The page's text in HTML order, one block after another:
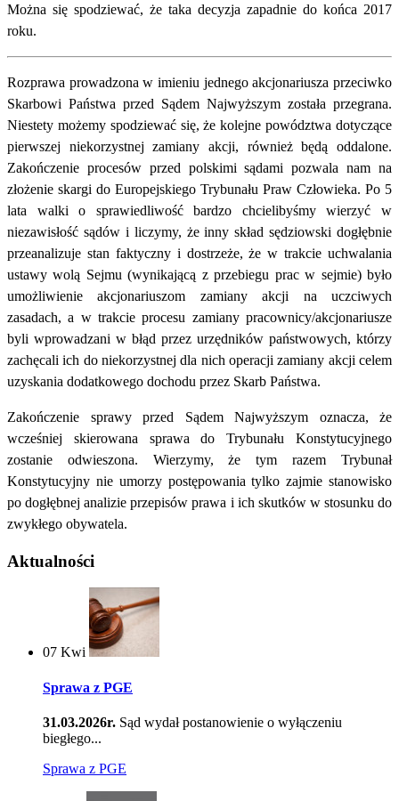
Można się spodziewać, że taka decyzja zapadnie do końca 2017
roku.
Rozprawa prowadzona w imieniu jednego akcjonariusza przeciwko
Skarbowi Państwa przed Sądem Najwyższym została przegrana.
Niestety możemy spodziewać się, że kolejne powództwa dotyczące
pierwszej niekorzystnej zamiany akcji, również będą oddalone.
Zakończenie procesów przed polskimi sądami pozwala nam na
złożenie skargi do Europejskiego Trybunału Praw Człowieka. Po 5
lata walki o sprawiedliwość bardzo chcielibyśmy wierzyć w
niezawisłość sądów i liczymy, że inny skład sędziowski dogłębnie
przeanalizuje stan faktyczny i dostrzeże, że w trakcie uchwalania
ustawy wolą Sejmu (wynikającą z przebiegu prac w sejmie) było
umożliwienie akcjonariuszom zamiany akcji na uczciwych
zasadach, a w trakcie procesu zamiany pracownicy/akcjonariusze
byli wprowadzani w błąd przez urzędników państwowych, którzy
zachęcali ich do niekorzystnej dla nich operacji zamiany akcji celem
uzyskania dodatkowego dochodu przez Skarb Państwa.
Zakończenie sprawy przed Sądem Najwyższym oznacza, że
wcześniej skierowana sprawa do Trybunału Konstytucyjnego
zostanie odwieszona. Wierzymy, że tym razem Trybunał
Konstytucyjny nie umorzy postępowania tylko zajmie stanowisko
po dogłębnej analizie przepisów prawa i ich skutków w stosunku do
zwykłego obywatela.
Aktualności
07 Kwi
Sprawa z PGE
31.03.2026r. Sąd wydał postanowienie o wyłączeniu
biegłego...
Sprawa z PGE